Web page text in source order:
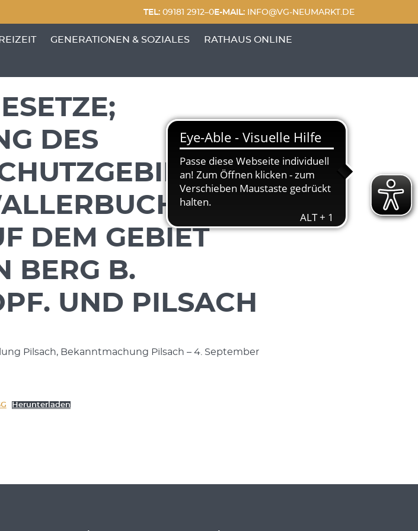
TEL:09181 2912–0E-MAIL:INFO@VG-NEUMARKT.DE
'BÜRGERSERVICE'
GENERATIONEN & SOZIALES RATHAUS ONLINE
DES
–
DEM GEBIET
BERG B.
UND PILSACH
Pilsach, Bekanntmachung Pilsach – 4. September
Herunterladen